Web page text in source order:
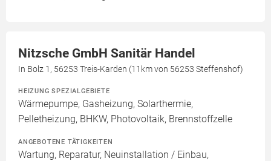
Nitzsche GmbH Sanitär Handel
In Bolz 1, 56253 Treis-Karden (11km von 56253 Steffenshof)
HEIZUNG SPEZIALGEBIETE
Wärmepumpe, Gasheizung, Solarthermie,
Pelletheizung, BHKW, Photovoltaik, Brennstoffzelle
ANGEBOTENE TÄTIGKEITEN
Wartung, Reparatur, Neuinstallation / Einbau,